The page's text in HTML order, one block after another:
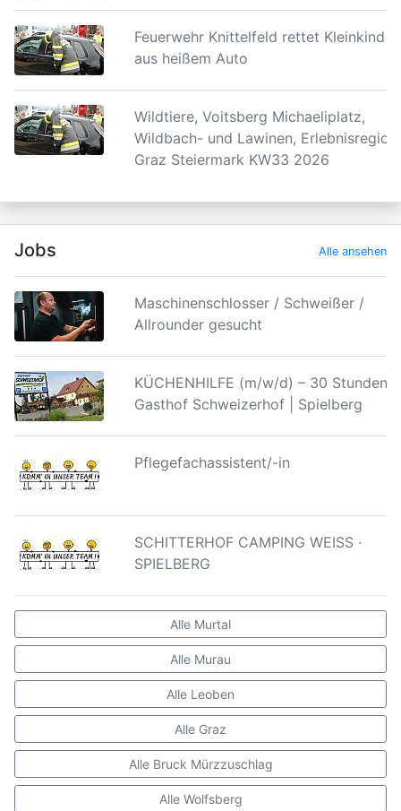
Feuerwehr Knittelfeld rettet Kleinkind
aus heißem Auto
Wildtiere, Voitsberg Michaeliplatz,
Wildbach- und Lawinen, Erlebnisregion
Graz Steiermark KW33 2026
Jobs Alle ansehen
Maschinenschlosser / Schweißer /
Allrounder gesucht
KÜCHENHILFE (m/w/d) – 30 Stunden |
Gasthof Schweizerhof | Spielberg
Pflegefachassistent/-in
SCHITTERHOF CAMPING WEISS ·
SPIELBERG
Alle Murtal
Alle Murau
Alle Leoben
Alle Graz
Alle Bruck Mürzzuschlag
Alle Wolfsberg